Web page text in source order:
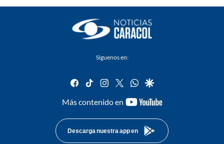
Síguenos en:
facebook
tiktok instagram
twitterwhatsapp
google
Más contenido en
youtube-
Descarga nuestra app en